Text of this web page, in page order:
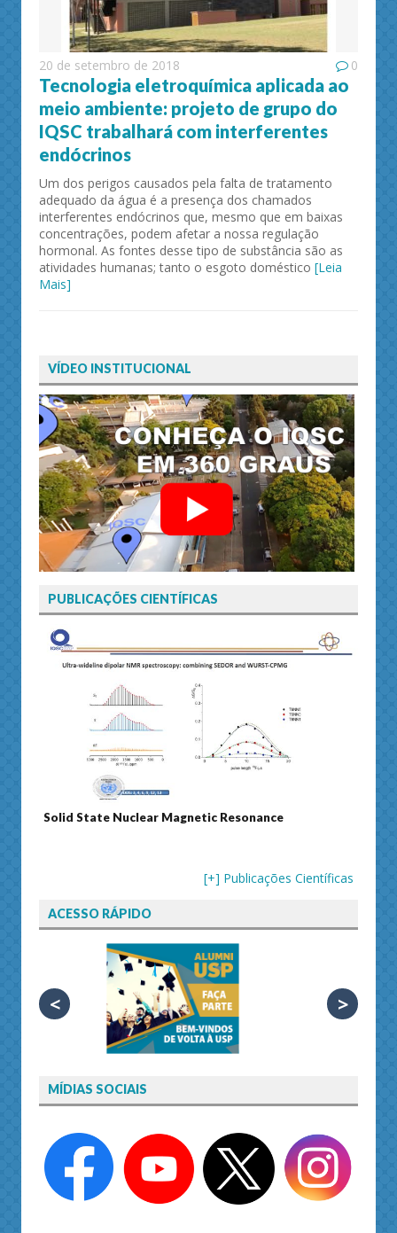
20 de setembro de 2018 0
Tecnologia eletroquímica aplicada ao
meio ambiente: projeto de grupo do
IQSC trabalhará com interferentes
endócrinos
Um dos perigos causados pela falta de tratamento
adequado da água é a presença dos chamados
interferentes endócrinos que, mesmo que em baixas
concentrações, podem afetar a nossa regulação
hormonal. As fontes desse tipo de substância são as
atividades humanas; tanto o esgoto doméstico [Leia
Mais]
VÍDEO INSTITUCIONAL
PUBLICAÇÕES CIENTÍFICAS
Solid State Nuclear Magnetic Resonance
[+] Publicações Científicas
ACESSO RÁPIDO
< >
MÍDIAS SOCIAIS